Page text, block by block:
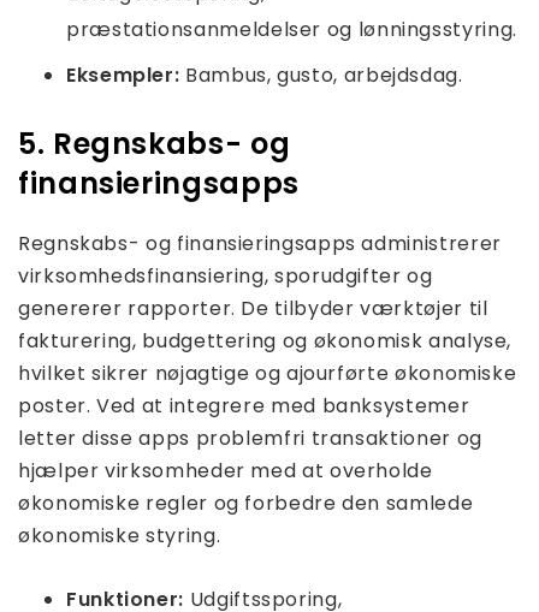
præstationsanmeldelser og lønningsstyring.
Eksempler: Bambus, gusto, arbejdsdag.
5. Regnskabs- og
finansieringsapps
Regnskabs- og finansieringsapps administrerer
virksomhedsfinansiering, sporudgifter og
genererer rapporter. De tilbyder værktøjer til
fakturering, budgettering og økonomisk analyse,
hvilket sikrer nøjagtige og ajourførte økonomiske
poster. Ved at integrere med banksystemer
letter disse apps problemfri transaktioner og
hjælper virksomheder med at overholde
økonomiske regler og forbedre den samlede
økonomiske styring.
Funktioner: Udgiftssporing,